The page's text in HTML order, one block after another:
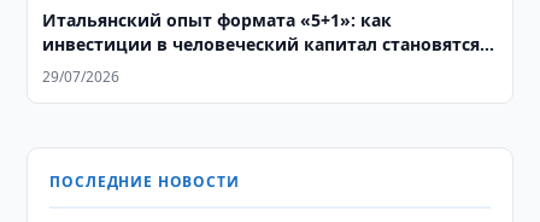
Итальянский опыт формата «5+1»: как
инвестиции в человеческий капитал становятся
основой стратегического партнерства с
29/07/2026
ПОСЛЕДНИЕ НОВОСТИ